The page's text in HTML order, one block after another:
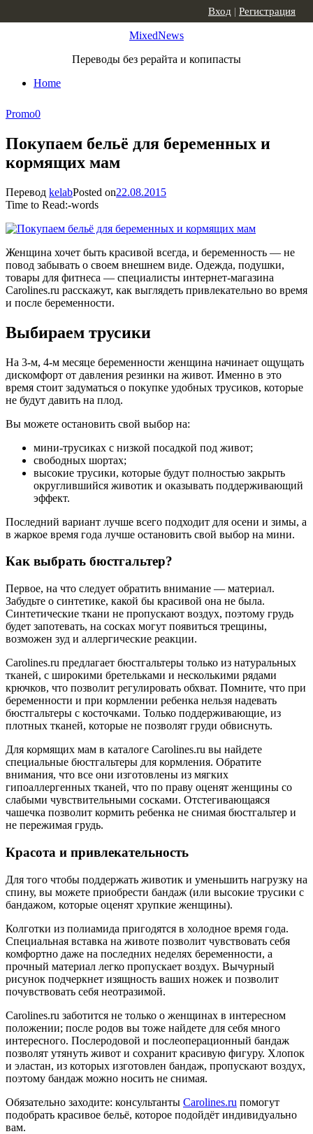
MixedNews
Переводы без рерайта и копипасты
Home
Вход | Регистрация
Promo0
Покупаем бельё для беременных и
кормящих мам
Перевод kelabPosted on22.08.2015
Time to Read:-words
Женщина хочет быть красивой всегда, и беременность — не
повод забывать о своем внешнем виде. Одежда, подушки,
товары для фитнеса — специалисты интернет-магазина
Carolines.ru расскажут, как выглядеть привлекательно во время
и после беременности.
Выбираем трусики
На 3-м, 4-м месяце беременности женщина начинает ощущать
дискомфорт от давления резинки на живот. Именно в это
время стоит задуматься о покупке удобных трусиков, которые
не будут давить на плод.
Вы можете остановить свой выбор на:
мини-трусиках с низкой посадкой под живот;
свободных шортах;
высокие трусики, которые будут полностью закрыть
округлившийся животик и оказывать поддерживающий
эффект.
Последний вариант лучше всего подходит для осени и зимы, а
в жаркое время года лучше остановить свой выбор на мини.
Как выбрать бюстгальтер?
Первое, на что следует обратить внимание — материал.
Забудьте о синтетике, какой бы красивой она не была.
Синтетические ткани не пропускают воздух, поэтому грудь
будет запотевать, на сосках могут появиться трещины,
возможен зуд и аллергические реакции.
Carolines.ru предлагает бюстгальтеры только из натуральных
тканей, с широкими бретельками и несколькими рядами
крючков, что позволит регулировать обхват. Помните, что при
беременности и при кормлении ребенка нельзя надевать
бюстгальтеры с косточками. Только поддерживающие, из
плотных тканей, которые не позволят груди обвиснуть.
Для кормящих мам в каталоге Carolines.ru вы найдете
специальные бюстгальтеры для кормления. Обратите
внимания, что все они изготовлены из мягких
гипоаллергенных тканей, что по праву оценят женщины со
слабыми чувствительными сосками. Отстегивающаяся
чашечка позволит кормить ребенка не снимая бюстгальтер и
не пережимая грудь.
Красота и привлекательность
Для того чтобы поддержать животик и уменьшить нагрузку на
спину, вы можете приобрести бандаж (или высокие трусики с
бандажом, которые оценят хрупкие женщины).
Колготки из полиамида пригодятся в холодное время года.
Специальная вставка на животе позволит чувствовать себя
комфортно даже на последних неделях беременности, а
прочный материал легко пропускает воздух. Вычурный
рисунок подчеркнет изящность ваших ножек и позволит
почувствовать себя неотразимой.
Carolines.ru заботится не только о женщинах в интересном
положении; после родов вы тоже найдете для себя много
интересного. Послеродовой и послеоперационный бандаж
позволят утянуть живот и сохранит красивую фигуру. Хлопок
и эластан, из которых изготовлен бандаж, пропускают воздух,
поэтому бандаж можно носить не снимая.
Обязательно заходите: консультанты Carolines.ru помогут
подобрать красивое бельё, которое подойдёт индивидуально
вам.